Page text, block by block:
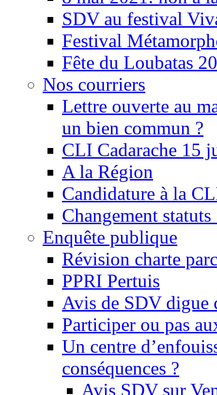
SDV au festival
Festival
Fête du Loubatas
Nos courriers
Lettre ouverte au
un bien commun ?
CLI Cadarache 15
A la Région
Candidature à la
Changement
Enquête publique
Révision charte
PPRI Pertuis
Avis de SDV digue
Participer ou pas
Un centre
conséquences ?
Avis SDV sur